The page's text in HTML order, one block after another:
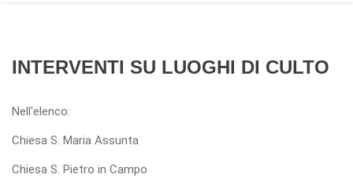
INTERVENTI SU LUOGHI DI CULTO
Nell'elenco:
Chiesa S. Maria Assunta
Chiesa S. Pietro in Campo